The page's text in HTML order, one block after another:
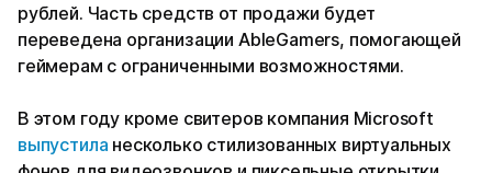
рублей. Часть средств от продажи будет
переведена организации AbleGamers, помогающей
геймерам с ограниченными возможностями.
В этом году кроме свитеров компания Microsoft
выпустила несколько стилизованных виртуальных